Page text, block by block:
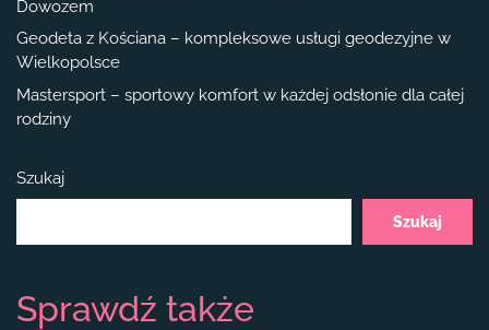
Dowozem
Geodeta z Kościana – kompleksowe usługi geodezyjne w
Wielkopolsce
Mastersport – sportowy komfort w każdej odsłonie dla całej
rodziny
Szukaj
Szukaj
Sprawdź także